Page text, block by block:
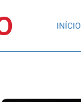
INÍCIO